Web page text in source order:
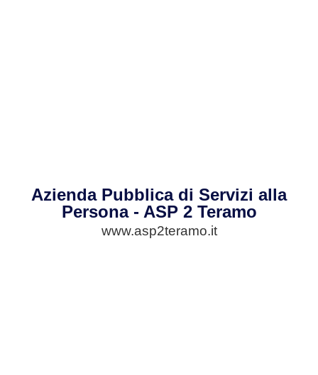
Azienda Pubblica di Servizi alla
Persona - ASP 2 Teramo
www.asp2teramo.it